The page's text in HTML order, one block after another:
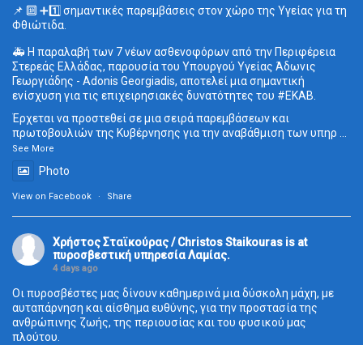
📌 🔟 ➕1️⃣ σημαντικές παρεμβάσεις στον χώρο της Υγείας για τη
Φθιώτιδα.
🚑 Η παραλαβή των 7 νέων ασθενοφόρων από την Περιφέρεια
Στερεάς Ελλάδας, παρουσία του Υπουργού Υγείας Άδωνις
Γεωργιάδης - Adonis Georgiadis, αποτελεί μια σημαντική
ενίσχυση για τις επιχειρησιακές δυνατότητες του #ΕΚΑΒ.
Έρχεται να προστεθεί σε μια σειρά παρεμβάσεων και
πρωτοβουλιών της Κυβέρνησης για την αναβάθμιση των υπηρ ...
See More
Photo
View on Facebook · Share
Χρήστος Σταϊκούρας / Christos Staikouras is at
πυροσβεστική υπηρεσία Λαμίας.
4 days ago
Οι πυροσβέστες μας δίνουν καθημερινά μια δύσκολη μάχη, με
αυταπάρνηση και αίσθημα ευθύνης, για την προστασία της
ανθρώπινης ζωής, της περιουσίας και του φυσικού μας
πλούτου.